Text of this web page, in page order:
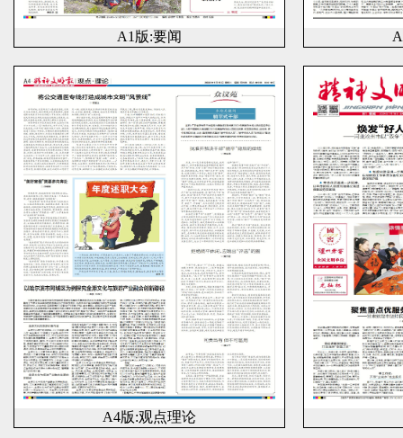
A1版:要闻
A4版:观点理论